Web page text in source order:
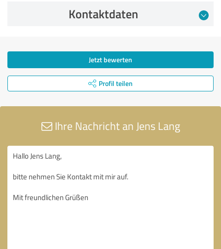
Kontaktdaten
Jetzt bewerten
Profil teilen
Ihre Nachricht an Jens Lang